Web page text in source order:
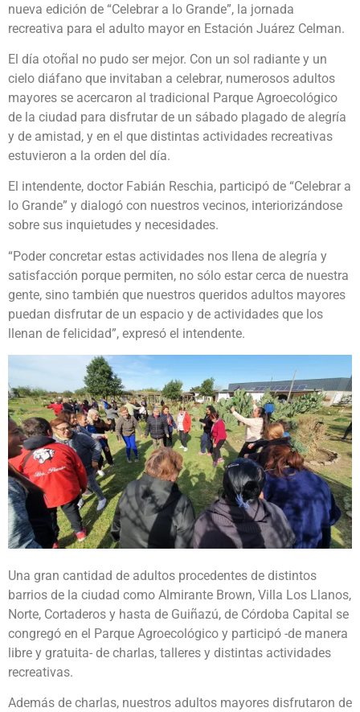
nueva edición de “Celebrar a lo Grande”, la jornada
recreativa para el adulto mayor en Estación Juárez Celman.
El día otoñal no pudo ser mejor. Con un sol radiante y un
cielo diáfano que invitaban a celebrar, numerosos adultos
mayores se acercaron al tradicional Parque Agroecológico
de la ciudad para disfrutar de un sábado plagado de alegría
y de amistad, y en el que distintas actividades recreativas
estuvieron a la orden del día.
El intendente, doctor Fabián Reschia, participó de “Celebrar a
lo Grande” y dialogó con nuestros vecinos, interiorizándose
sobre sus inquietudes y necesidades.
“Poder concretar estas actividades nos llena de alegría y
satisfacción porque permiten, no sólo estar cerca de nuestra
gente, sino también que nuestros queridos adultos mayores
puedan disfrutar de un espacio y de actividades que los
llenan de felicidad”, expresó el intendente.
Una gran cantidad de adultos procedentes de distintos
barrios de la ciudad como Almirante Brown, Villa Los Llanos,
Norte, Cortaderos y hasta de Guiñazú, de Córdoba Capital se
congregó en el Parque Agroecológico y participó -de manera
libre y gratuita- de charlas, talleres y distintas actividades
recreativas.
Además de charlas, nuestros adultos mayores disfrutaron de